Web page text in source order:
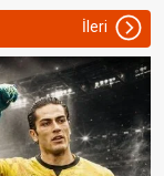
İleri